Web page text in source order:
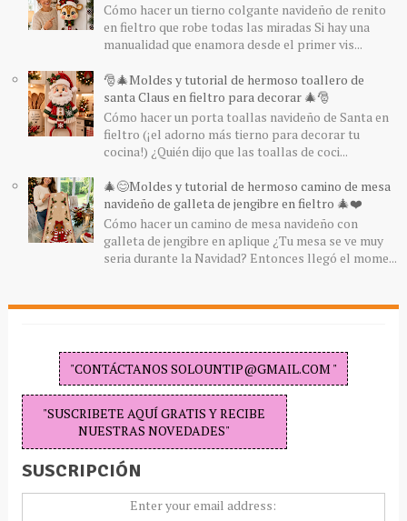
Cómo hacer un tierno colgante navideño de renito
en fieltro que robe todas las miradas Si hay una
manualidad que enamora desde el primer vis...
🎅🎄Moldes y tutorial de hermoso toallero de
santa Claus en fieltro para decorar 🎄🎅
Cómo hacer un porta toallas navideño de Santa en
fieltro (¡el adorno más tierno para decorar tu
cocina!) ¿Quién dijo que las toallas de coci...
🎄😊Moldes y tutorial de hermoso camino de mesa
navideño de galleta de jengibre en fieltro 🎄❤️
Cómo hacer un camino de mesa navideño con
galleta de jengibre en aplique ¿Tu mesa se ve muy
seria durante la Navidad? Entonces llegó el mome...
"CONTÁCTANOS SOLOUNTIP@GMAIL.COM "
"SUSCRIBETE AQUÍ GRATIS Y RECIBE
NUESTRAS NOVEDADES"
SUSCRIPCIÓN
Enter your email address: